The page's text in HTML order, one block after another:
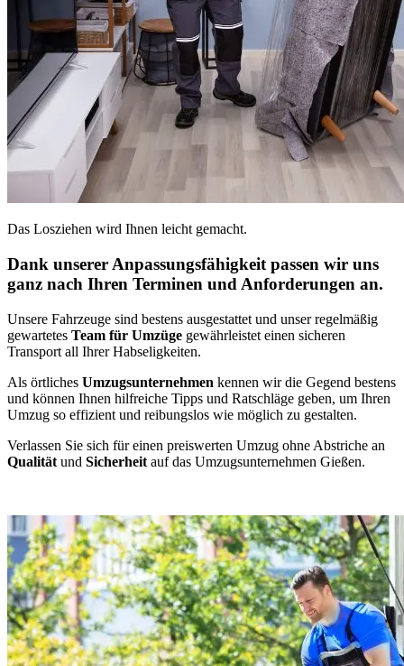
Das Losziehen wird Ihnen leicht gemacht.
Dank unserer Anpassungsfähigkeit passen wir uns
ganz nach Ihren Terminen und Anforderungen an.
Unsere Fahrzeuge sind bestens ausgestattet und unser regelmäßig
gewartetes Team für Umzüge gewährleistet einen sicheren
Transport all Ihrer Habseligkeiten.
Als örtliches Umzugsunternehmen kennen wir die Gegend bestens
und können Ihnen hilfreiche Tipps und Ratschläge geben, um Ihren
Umzug so effizient und reibungslos wie möglich zu gestalten.
Verlassen Sie sich für einen preiswerten Umzug ohne Abstriche an
Qualität und Sicherheit auf das Umzugsunternehmen Gießen.